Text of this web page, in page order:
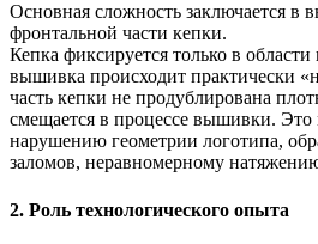
Основная сложность заключается в
фронтальной части кепки.
Кепка фиксируется только в
вышивка происходит практически
часть кепки не продублирована
смещается в процессе вышивки. Это
нарушению геометрии логотипа,
заломов, неравномерному
2. Роль технологического опыта